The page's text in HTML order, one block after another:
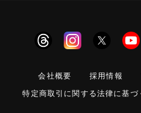
会社概要 採用情報
特定商取引に関する法律に基づ